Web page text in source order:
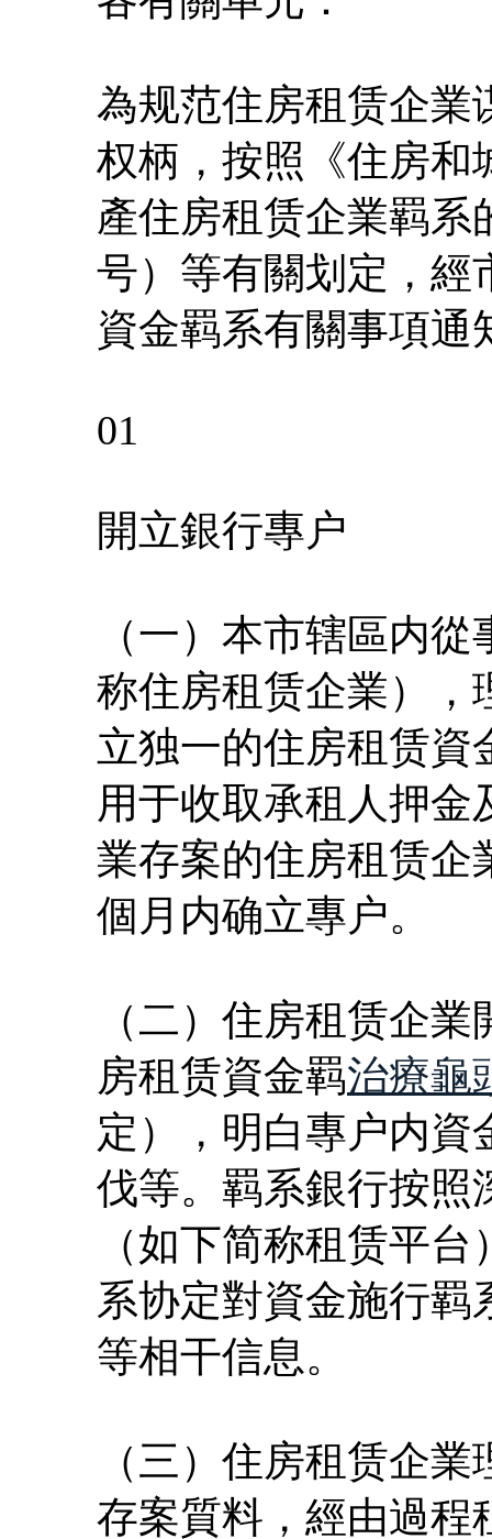
為规范住房租赁企業
权柄，按照《住房和
產住房租赁企業羁系
号）等有關划定，經
資金羁系有關事項通
01
開立銀行專户
（一）本市辖區内
称住房租赁企業），
立独一的住房租赁資
用于收取承租人押
業存案的住房租赁企
個月内确立專户。
（二）住房租赁企
房租赁資金羁治療龜
定），明白專户内資
伐等。羁系銀行按照
（如下简称租赁平
系协定對資金施行
等相干信息。
（三）住房租赁企
存案質料，經由過程